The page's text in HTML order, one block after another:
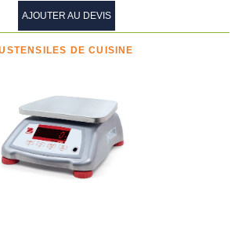
AJOUTER AU DEVIS
DE CUISINE